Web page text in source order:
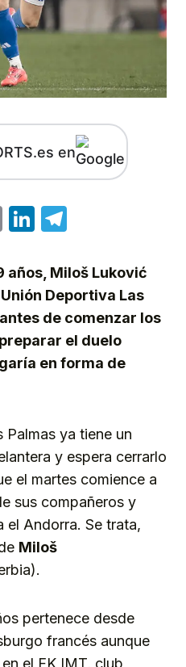
en
CopyLinkedIn
años, Miloš Luković
Deportiva Las
de comenzar los
el duelo
en forma de
ya tiene un
y espera cerrarlo
el martes comience a
sus compañeros y
el Andorra. Se trata,
Miloš
pertenece desde
francés aunque
el FK IMT, club